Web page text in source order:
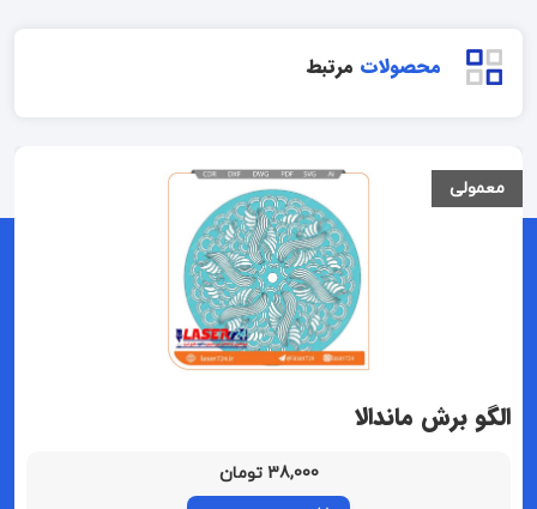
محصولات مرتبط
معمولی
الگو برش ماندالا
38,000 تومان